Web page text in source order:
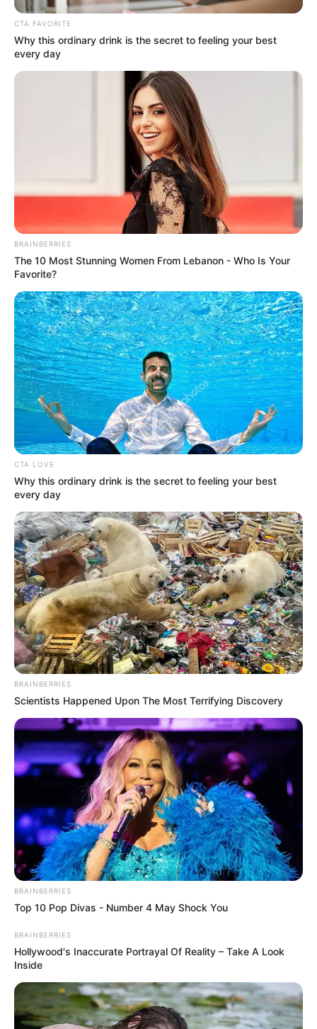
acara ternama dan menjadi bintang di berbagai platform media
sosial.
TAGS LIANE V
LIHAT ARTIKEL LAINNYA
CTA FAVORITE
Why this ordinary drink is the secret to feeling your best
every day
BRAINBERRIES
The 10 Most Stunning Women From Lebanon - Who Is Your
Favorite?
CTA LOVE
Why this ordinary drink is the secret to feeling your best
every day
BRAINBERRIES
Scientists Happened Upon The Most Terrifying Discovery
BRAINBERRIES
Top 10 Pop Divas - Number 4 May Shock You
BRAINBERRIES
Hollywood's Inaccurate Portrayal Of Reality – Take A Look
Inside